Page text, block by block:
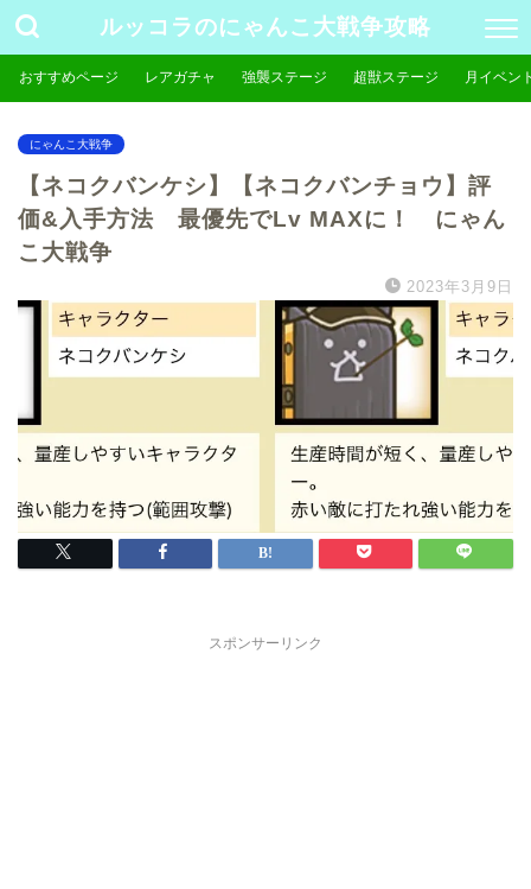
ルッコラのにゃんこ大戦争攻略
おすすめページ レアガチャ 強襲ステージ 超獣ステージ 月イベン
にゃんこ大戦争
【ネコクバンケシ】【ネコクバンチョウ】評
価&入手方法 最優先でLv MAXに！ にゃん
こ大戦争
2023年3月9日
スポンサーリンク